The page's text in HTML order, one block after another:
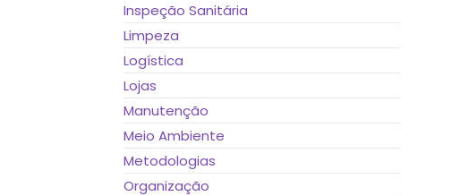
Inspeção Sanitária
Limpeza
Logística
Lojas
Manutenção
Meio Ambiente
Metodologias
Organização